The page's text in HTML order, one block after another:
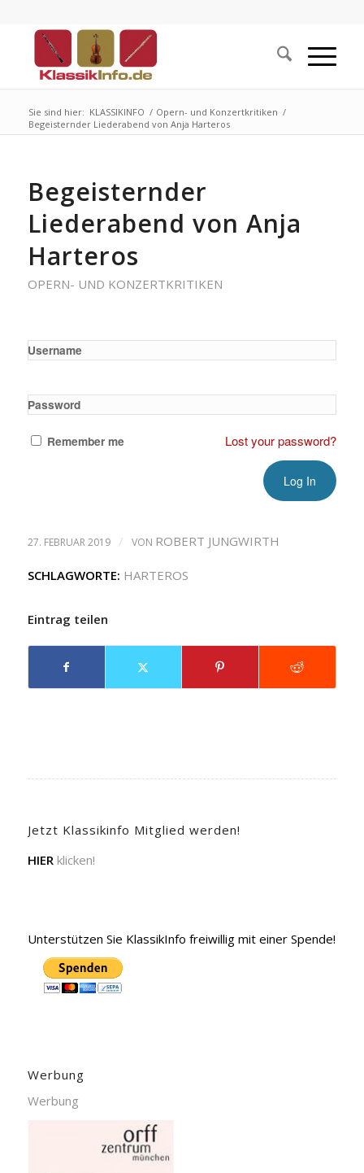
Sie sind hier: KLASSIKINFO / Opern- und Konzertkritiken /
Begeisternder Liederabend von Anja Harteros
Begeisternder
Liederabend von Anja
Harteros
OPERN- UND KONZERTKRITIKEN
Username
Password
Remember me Lost your password?
27. FEBRUAR 2019 / VON ROBERT JUNGWIRTH
SCHLAGWORTE: HARTEROS
Eintrag teilen
Jetzt Klassikinfo Mitglied werden!
HIER klicken!
Unterstützen Sie KlassikInfo freiwillig mit einer Spende!
Werbung
Werbung